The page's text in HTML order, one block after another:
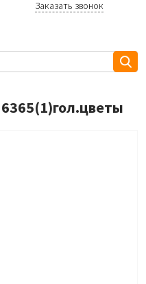
Заказать звонок